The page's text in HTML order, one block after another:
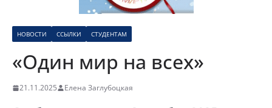
НОВОСТИ ССЫЛКИ СТУДЕНТАМ
«Один мир на всех»
21.11.2025 Елена Заглубоцкая